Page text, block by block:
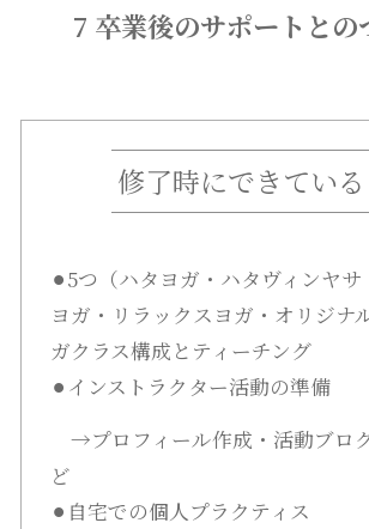
7 卒業後のサポートとの
修了時にできてい
⚫︎5つ（ハタヨガ・ハタヴィンヤ
ヨガ・リラックスヨガ・オリジナ
ガクラス構成とティーチング
⚫︎インストラクター活動の準備
→プロフィール作成・活動ブロ
ど
⚫︎自宅での個人プラクティス